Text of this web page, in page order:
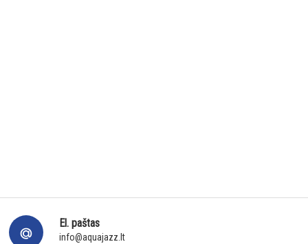
El. paštas
info@aquajazz.lt